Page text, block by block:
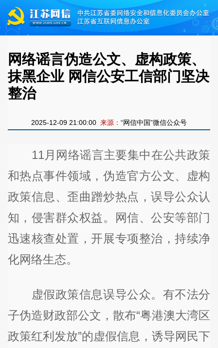
网络谣言伪造公文、虚构政策、
抹黑企业 网信公安工信部门坚决
整治
2025-12-09 21:00:00 来源： “网信中国”微信公众号
11月网络谣言主要集中在公共政策
和热点事件领域，伪造官方公文、虚构
政策信息、歪曲蹭炒热点，误导公众认
知，侵害群众权益。网信、公安等部门
迅速核查处置，开展专项整治，持续净
化网络生态。
虚假政策信息误导公众。有不法分
子伪造财政部公文，散布“粤港澳大湾区
政策红利发放”的虚假信息，诱导网民下